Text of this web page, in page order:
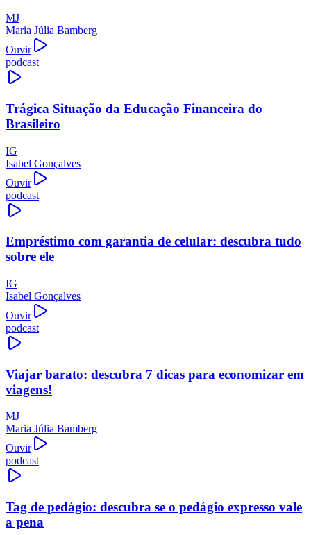
MJ
Maria Júlia Bamberg
Ouvir
podcast
Trágica Situação da Educação Financeira do
Brasileiro
IG
Isabel Gonçalves
Ouvir
podcast
Empréstimo com garantia de celular: descubra tudo
sobre ele
IG
Isabel Gonçalves
Ouvir
podcast
Viajar barato: descubra 7 dicas para economizar em
viagens!
MJ
Maria Júlia Bamberg
Ouvir
podcast
Tag de pedágio: descubra se o pedágio expresso vale
a pena